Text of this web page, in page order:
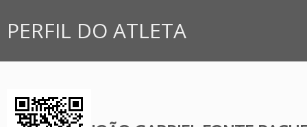
PERFIL DO ATLETA